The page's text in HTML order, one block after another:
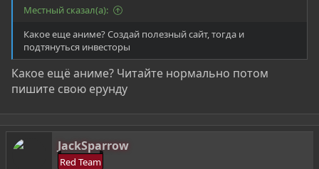
Местный сказал(а):
Какое еще аниме? Создай полезный сайт, тогда и
подтянуться инвесторы
Какое ещё аниме? Читайте нормально потом
пишите свою ерунду
JackSparrow
Red Team